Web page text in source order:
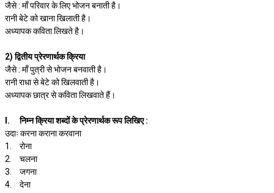
जैसे : माँ परिवार के लिए भोजन बनाती है।
रानी बेटे को खाना खिलाती है।
अध्यापक कविता लिखते है।
2) द्वितीय प्रेरणार्थक क्रिया
जैसे : माँ पुत्री से भोजन बनवाती है।
रानी राधा से बेटे को खिलवाती है।
अध्यापक छात्र से कविता लिखवाते हैं।
I.
निम्न क्रिया शब्दों के प्रेरणार्थक रूप लिखिए :
उदाः करना कराना करवाना
1.
रोना
2.
चलना
3.
जगना
4.
देना